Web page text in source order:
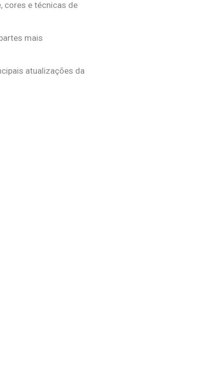
cores e técnicas de
mais
atualizações da